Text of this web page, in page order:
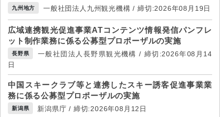
九州地方 一般社団法人九州観光機構 / 締切:2026年08月19日
広域連携観光促進事業ATコンテンツ情報発信パンフレ
ット制作業務に係る公募型プロポーザルの実施
長野県
一般社団法人長野県観光機構 / 締切:2026年08月14
日
中国スキークラブ等と連携したスキー誘客促進事業業
務に係る公募型プロポーザルの実施
新潟県 新潟県庁 / 締切:2026年08月12日